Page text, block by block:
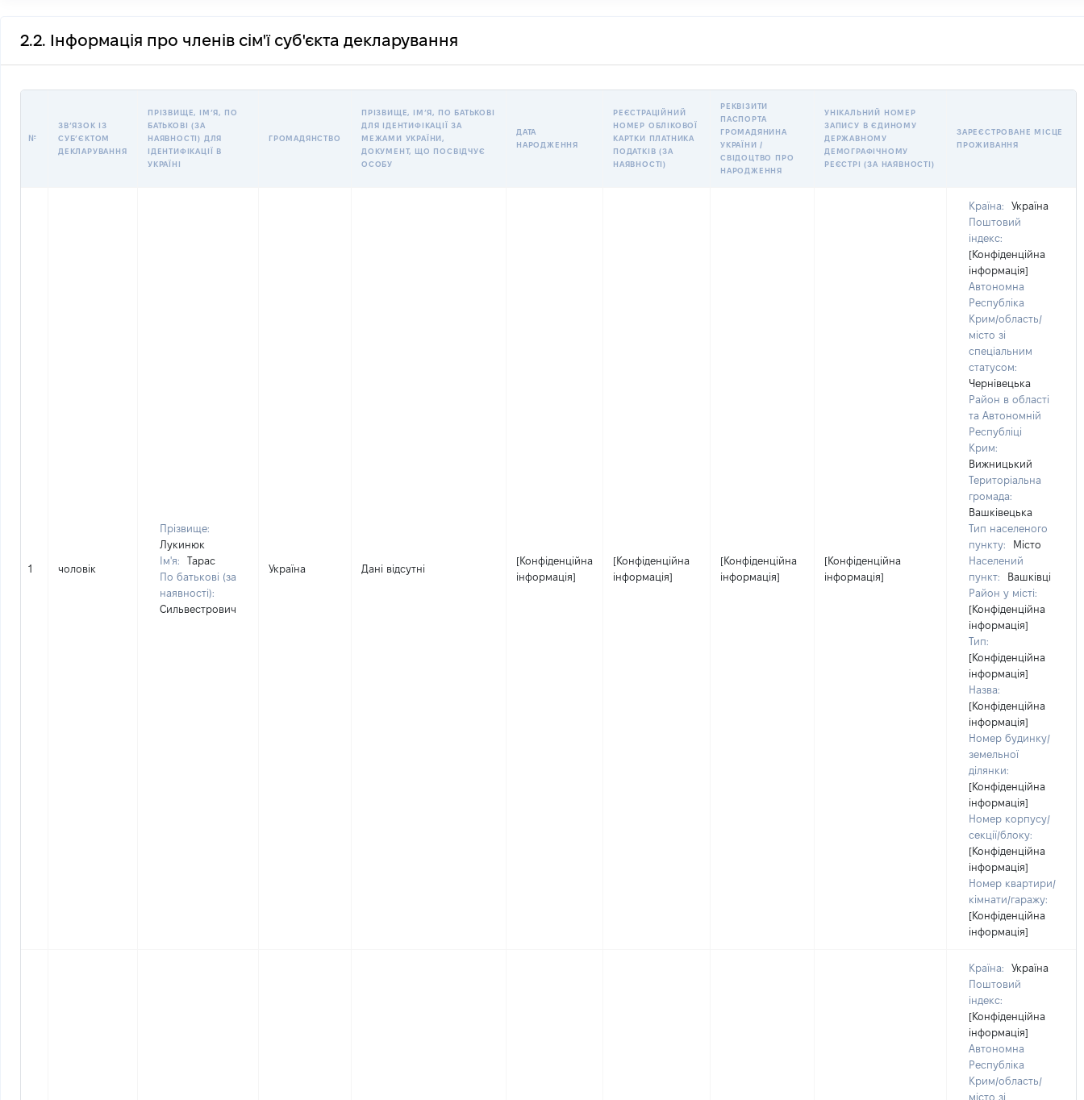
2.2. Інформація про членів сім'ї суб'єкта декларування
№
ЗВʼЯЗОК ІЗ
СУБʼЄКТОМ
ДЕКЛАРУВАННЯ
ПРІЗВИЩЕ, ІМʼЯ, ПО
БАТЬКОВІ (ЗА
НАЯВНОСТІ) ДЛЯ
ІДЕНТИФІКАЦІЇ В
УКРАЇНІ
ГРОМАДЯНСТВО
ПРІЗВИЩЕ, ІМʼЯ, ПО БАТЬКОВІ
ДЛЯ ІДЕНТИФІКАЦІЇ ЗА
МЕЖАМИ УКРАЇНИ,
ДОКУМЕНТ, ЩО ПОСВІДЧУЄ
ОСОБУ
ДАТА
НАРОДЖЕННЯ
РЕЄСТРАЦІЙНИЙ
НОМЕР ОБЛІКОВОЇ
КАРТКИ ПЛАТНИКА
ПОДАТКІВ (ЗА
НАЯВНОСТІ)
РЕКВІЗИТИ
ПАСПОРТА
ГРОМАДЯНИНА
УКРАЇНИ /
СВІДОЦТВО ПРО
НАРОДЖЕННЯ
УНІКАЛЬНИЙ НОМЕР
ЗАПИСУ В ЄДИНОМУ
ДЕРЖАВНОМУ
ДЕМОГРАФІЧНОМУ
РЕЄСТРІ (ЗА НАЯВНОСТІ)
ЗАРЕЄСТРОВАНЕ МІСЦЕ
ПРОЖИВАННЯ
1 чоловік
Прізвище:
Лукинюк
Ім'я:
Тарас
По батькові (за
наявності):
Сильвестрович
Україна Дані відсутні
[Конфіденційна
інформація]
[Конфіденційна
інформація]
[Конфіденційна
інформація]
[Конфіденційна
інформація]
Країна:
Україна
Поштовий
індекс:
[Конфіденційна
інформація]
Автономна
Республіка
Крим/область/
місто зі
спеціальним
статусом:
Чернівецька
Район в області
та Автономній
Республіці
Крим:
Вижницький
Територіальна
громада:
Вашківецька
Тип населеного
пункту:
Місто
Населений
пункт:
Вашківці
Район у місті:
[Конфіденційна
інформація]
Тип:
[Конфіденційна
інформація]
Назва:
[Конфіденційна
інформація]
Номер будинку/
земельної
ділянки:
[Конфіденційна
інформація]
Номер корпусу/
секції/блоку:
[Конфіденційна
інформація]
Номер квартири/
кімнати/гаражу:
[Конфіденційна
інформація]
Країна:
Україна
Поштовий
індекс:
[Конфіденційна
інформація]
Автономна
Республіка
Крим/область/
місто зі